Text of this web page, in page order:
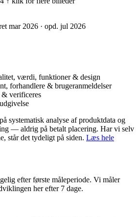
mar 2026 · opd. jul 2026
værdi, funktioner & design
forhandlere & brugeranmeldelser
& verificeres
systematisk analyse af produktdata og
— aldrig på betalt placering. Har vi selv
står det tydeligt på siden. Læs hele
efter første måleperiode. Vi måler
her efter 7 dage.